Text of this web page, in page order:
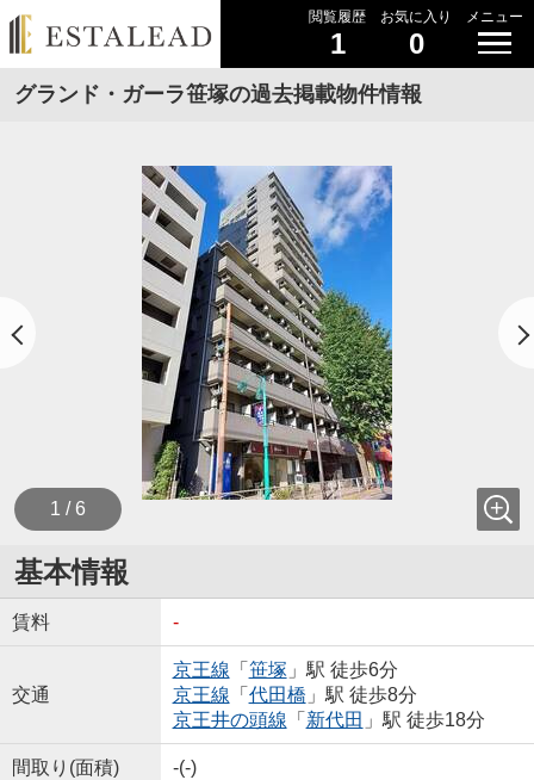
閲覧履歴
1
お気に入り
0
メニュー
グランド・ガーラ笹塚の過去掲載物件情報
1 / 6
基本情報
賃料 -
交通
京王線 「 笹塚 」駅 徒歩6分
京王線 「 代田橋 」駅 徒歩8分
京王井の頭線 「 新代田 」駅 徒歩18分
間取り(面積) -(-)